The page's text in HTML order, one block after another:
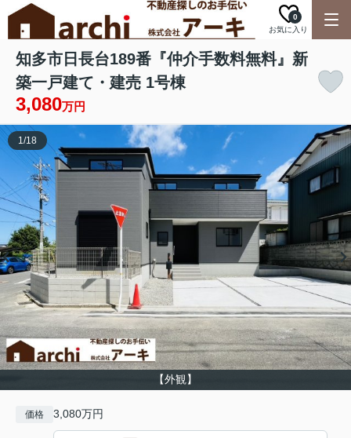
お気に入り
0
知多市日長台189番『仲介手数料無料』新
築一戸建て・建売 1号棟
3,080万円
【外観】
1/18
価格 3,080万円